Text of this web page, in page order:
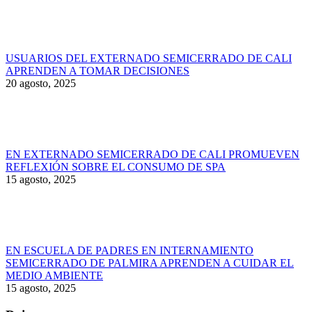
USUARIOS DEL EXTERNADO SEMICERRADO DE CALI
APRENDEN A TOMAR DECISIONES
20 agosto, 2025
EN EXTERNADO SEMICERRADO DE CALI PROMUEVEN
REFLEXIÓN SOBRE EL CONSUMO DE SPA
15 agosto, 2025
EN ESCUELA DE PADRES EN INTERNAMIENTO
SEMICERRADO DE PALMIRA APRENDEN A CUIDAR EL
MEDIO AMBIENTE
15 agosto, 2025